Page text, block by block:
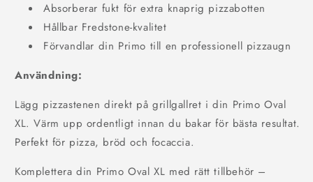
Absorberar fukt för extra knaprig pizzabotten
Hållbar Fredstone-kvalitet
Förvandlar din Primo till en professionell pizzaugn
Användning:
Lägg pizzastenen direkt på grillgallret i din Primo Oval
XL. Värm upp ordentligt innan du bakar för bästa resultat.
Perfekt för pizza, bröd och focaccia.
Komplettera din Primo Oval XL med rätt tillbehör –